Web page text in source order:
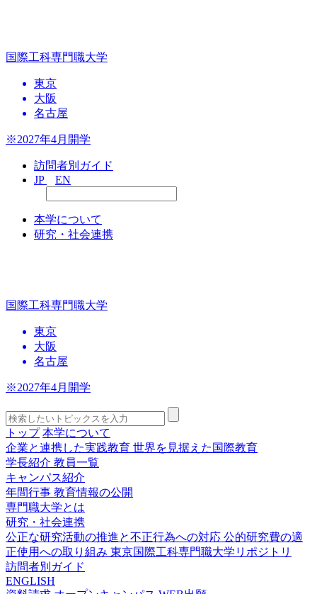
国際工科専門職大学
東京
大阪
名古屋
※2027年4月開学
訪問者別ガイド
JP
EN
本学について
研究・社会連携
国際工科専門職大学
東京
大阪
名古屋
※2027年4月開学
トップ 本学について
企業と連携した実践教育 世界を見据えた国際教育
学長紹介 教員一覧
キャンパス紹介
年間行事 教育情報の公開
専門職大学とは
研究・社会連携
公正な研究活動の推進と不正行為への対応 公的研究費の適
正使用への取り組み 東京国際工科専門職大学リポジトリ
訪問者別ガイド
ENGLISH